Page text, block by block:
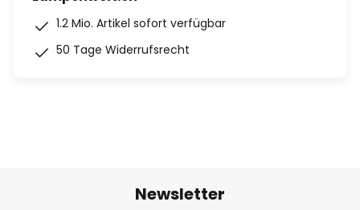
1.2 Mio. Artikel sofort verfügbar
50 Tage Widerrufsrecht
Newsletter